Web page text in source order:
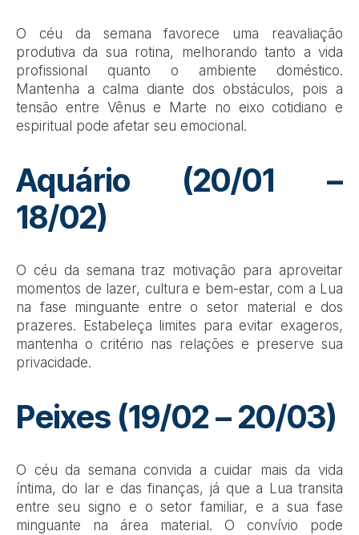
O céu da semana favorece uma reavaliação
produtiva da sua rotina, melhorando tanto a vida
profissional quanto o ambiente doméstico.
Mantenha a calma diante dos obstáculos, pois a
tensão entre Vênus e Marte no eixo cotidiano e
espiritual pode afetar seu emocional.
Aquário (20/01 –
18/02)
O céu da semana traz motivação para aproveitar
momentos de lazer, cultura e bem-estar, com a Lua
na fase minguante entre o setor material e dos
prazeres. Estabeleça limites para evitar exageros,
mantenha o critério nas relações e preserve sua
privacidade.
Peixes (19/02 – 20/03)
O céu da semana convida a cuidar mais da vida
íntima, do lar e das finanças, já que a Lua transita
entre seu signo e o setor familiar, e a sua fase
minguante na área material. O convívio pode